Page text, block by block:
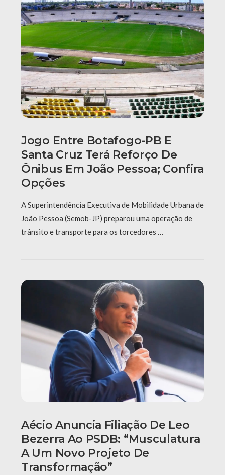
Jogo Entre Botafogo-PB E
Santa Cruz Terá Reforço De
Ônibus Em João Pessoa; Confira
Opções
A Superintendência Executiva de Mobilidade Urbana de
João Pessoa (Semob-JP) preparou uma operação de
trânsito e transporte para os torcedores …
Aécio Anuncia Filiação De Leo
Bezerra Ao PSDB: “Musculatura
A Um Novo Projeto De
Transformação”